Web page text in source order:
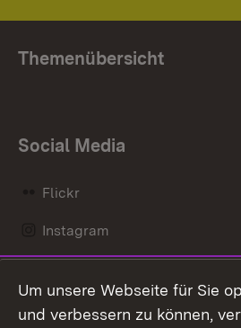
Themenübersicht
Social Media
Flickr
Instagram
Mastodon
Um unsere Webseite für Sie
und verbessern zu können,